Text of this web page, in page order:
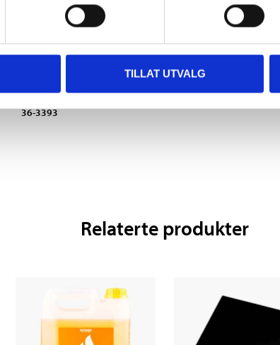
TILLAT UTVALG
2990
Glassrens komfyrrens,
500 ml
36-3393
3990
Grovfilter til 84-180
84-182
Relaterte produkter